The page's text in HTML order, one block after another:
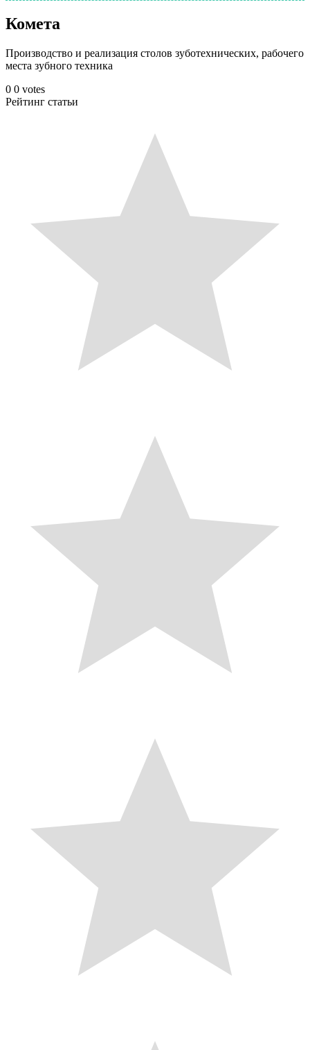
Комета
Производство и реализация столов зуботехнических, рабочего
места зубного техника
0 0 votes
Рейтинг статьи